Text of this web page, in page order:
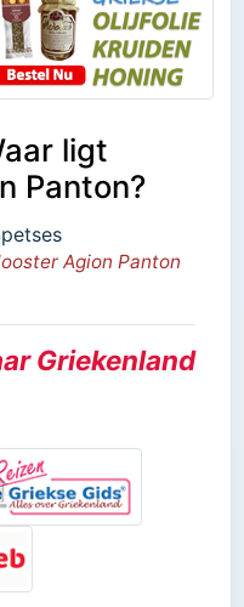
ligt
Panton?
Agion Panton
Griekenland